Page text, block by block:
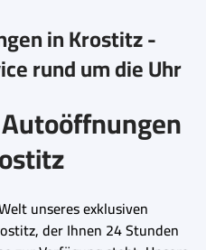
in Krostitz -
rund um die Uhr
unseres exklusiven
der Ihnen 24 Stunden